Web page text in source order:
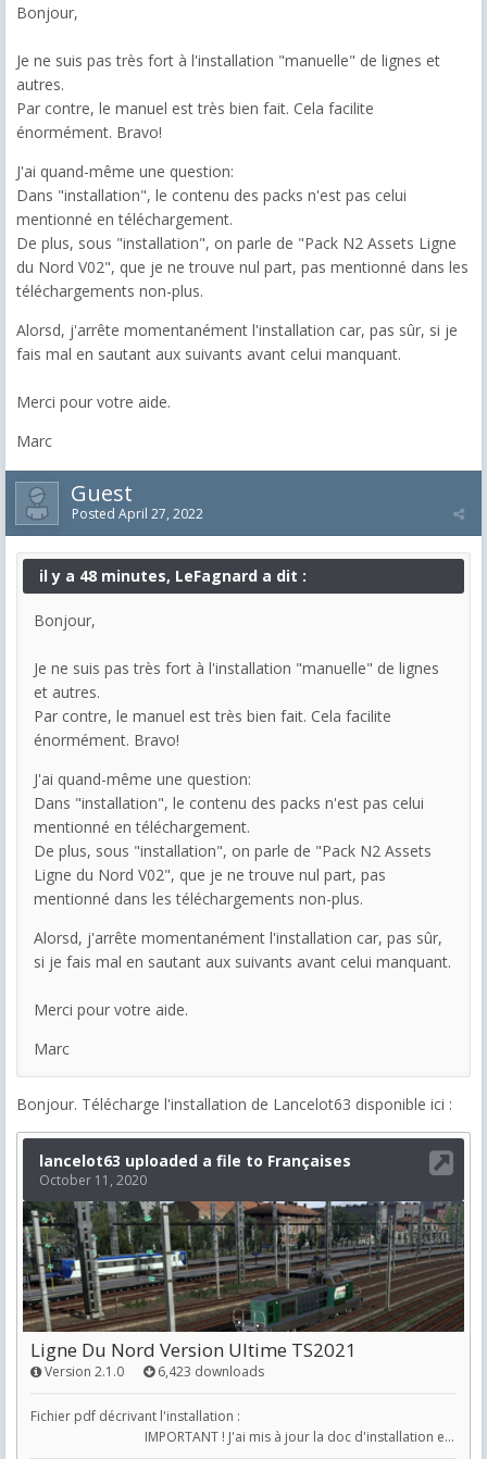
Bonjour,
Je ne suis pas très fort à l'installation "manuelle" de lignes et
autres.
Par contre, le manuel est très bien fait. Cela facilite
énormément. Bravo!
J'ai quand-même une question:
Dans "installation", le contenu des packs n'est pas celui
mentionné en téléchargement.
De plus, sous "installation", on parle de "Pack N2 Assets Ligne
du Nord V02", que je ne trouve nul part, pas mentionné dans les
téléchargements non-plus.
Alorsd, j'arrête momentanément l'installation car, pas sûr, si je
fais mal en sautant aux suivants avant celui manquant.
Merci pour votre aide.
Marc
Guest
Posted April 27, 2022
il y a 48 minutes, LeFagnard a dit :
Bonjour,
Je ne suis pas très fort à l'installation "manuelle" de lignes
et autres.
Par contre, le manuel est très bien fait. Cela facilite
énormément. Bravo!
J'ai quand-même une question:
Dans "installation", le contenu des packs n'est pas celui
mentionné en téléchargement.
De plus, sous "installation", on parle de "Pack N2 Assets
Ligne du Nord V02", que je ne trouve nul part, pas
mentionné dans les téléchargements non-plus.
Alorsd, j'arrête momentanément l'installation car, pas sûr,
si je fais mal en sautant aux suivants avant celui manquant.
Merci pour votre aide.
Marc
Bonjour. Télécharge l'installation de Lancelot63 disponible ici :